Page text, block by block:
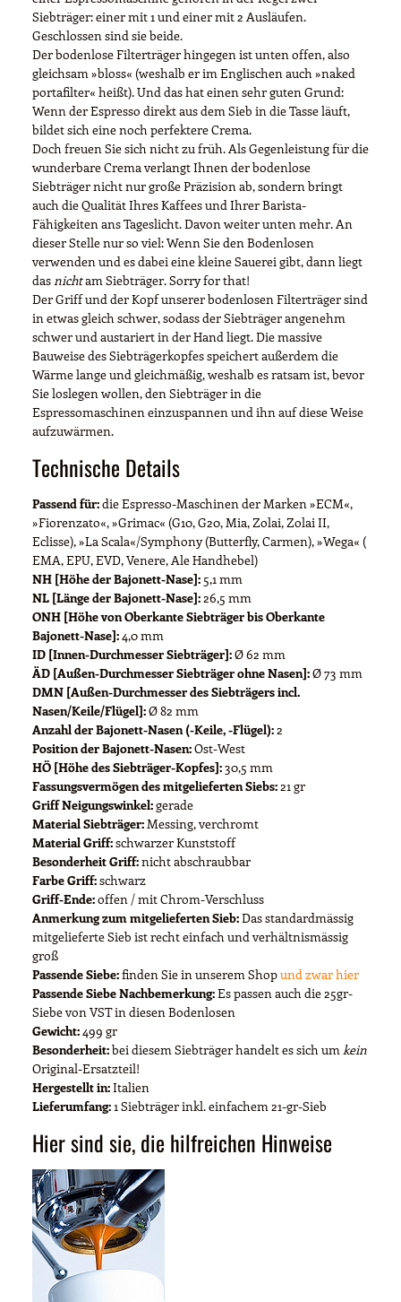
Siebträger: einer mit 1 und einer mit 2 Ausläufen.
Geschlossen sind sie beide.
Der bodenlose Filterträger hingegen ist unten offen, also
gleichsam »bloss« (weshalb er im Englischen auch »naked
portafilter« heißt). Und das hat einen sehr guten Grund:
Wenn der Espresso direkt aus dem Sieb in die Tasse läuft,
bildet sich eine noch perfektere Crema.
Doch freuen Sie sich nicht zu früh. Als Gegenleistung für die
wunderbare Crema verlangt Ihnen der bodenlose
Siebträger nicht nur große Präzision ab, sondern bringt
auch die Qualität Ihres Kaffees und Ihrer Barista-
Fähigkeiten ans Tageslicht. Davon weiter unten mehr. An
dieser Stelle nur so viel: Wenn Sie den Bodenlosen
verwenden und es dabei eine kleine Sauerei gibt, dann liegt
dasnichtam Siebträger. Sorry for that!
Der Griff und der Kopf unserer bodenlosen Filterträger sind
in etwas gleich schwer, sodass der Siebträger angenehm
schwer und austariert in der Hand liegt. Die massive
Bauweise des Siebträgerkopfes speichert außerdem die
Wärme lange und gleichmäßig, weshalb es ratsam ist, bevor
Sie loslegen wollen, den Siebträger in die
Espressomaschinen einzuspannen und ihn auf diese Weise
aufzuwärmen.
Technische Details
Passend für:die Espresso-Maschinen der Marken »ECM«,
»Fiorenzato«, »Grimac« (G10, G20, Mia, Zolai, Zolai II,
Eclisse), »La Scala«/Symphony (Butterfly, Carmen), »Wega« (
EMA, EPU, EVD, Venere, Ale Handhebel)
NH [Höhe der Bajonett-Nase]: 5,1 mm
NL [Länge der Bajonett-Nase]:26,5 mm
ONH [Höhe von Oberkante Siebträger bis Oberkante
Bajonett-Nase]:4,0 mm
ID [Innen-Durchmesser Siebträger]:Ø 62 mm
ÄD [Außen-Durchmesser Siebträger ohne Nasen]:Ø 73 mm
DMN [Außen-Durchmesser des Siebträgers incl.
Nasen/Keile/Flügel]:Ø 82 mm
Anzahl der Bajonett-Nasen (-Keile, -Flügel):2
Position der Bajonett-Nasen:Ost-West
HÖ [Höhe des Siebträger-Kopfes]:30,5 mm
Fassungsvermögen des mitgelieferten Siebs:21 gr
Griff Neigungswinkel:gerade
Material Siebträger:Messing, verchromt
Material Griff:schwarzer Kunststoff
Besonderheit Griff:nicht abschraubbar
Farbe Griff:schwarz
Griff-Ende:offen / mit Chrom-Verschluss
Anmerkung zum mitgelieferten Sieb:Das standardmässig
mitgelieferte Sieb ist recht einfach und verhältnismässig
groß
Passende Siebe:finden Sie in unserem Shopund zwar hier
Passende Siebe Nachbemerkung:Es passen auch die 25gr-
Siebe von VST in diesen Bodenlosen
Gewicht:499 gr
Besonderheit:bei diesem Siebträger handelt es sich umkein
Original-Ersatzteil!
Hergestellt in:Italien
Lieferumfang:1 Siebträger inkl. einfachem 21-gr-Sieb
Hier sind sie, die hilfreichen Hinweise